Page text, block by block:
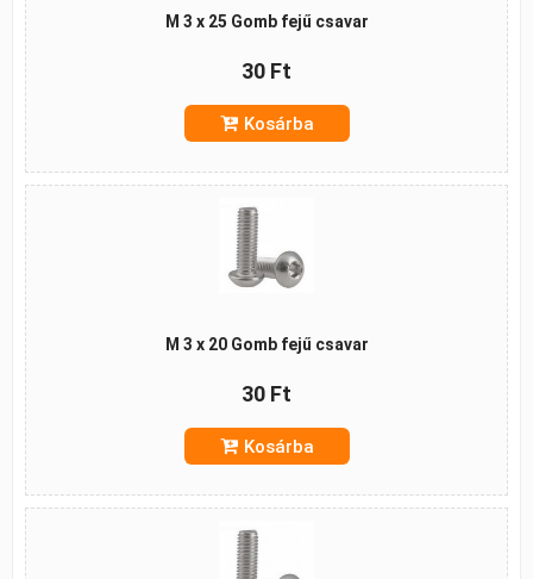
M 3 x 25 Gomb fejű csavar
30 Ft
Kosárba
M 3 x 20 Gomb fejű csavar
30 Ft
Kosárba